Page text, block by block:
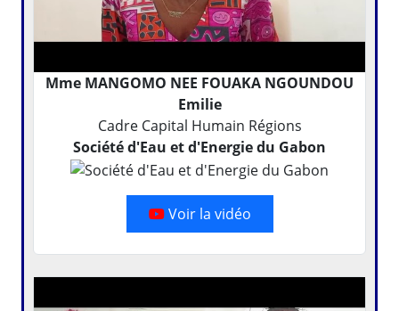
Mme MANGOMO NEE FOUAKA NGOUNDOU
Emilie
Cadre Capital Humain Régions
Société d'Eau et d'Energie du Gabon
Voir la vidéo